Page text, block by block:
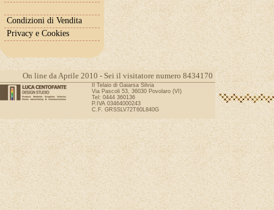
Condizioni di Vendita
Privacy e Cookies
On line da Aprile 2010 - Sei il visitatore numero 8434170
Il Telaio di Gaiarsa Silvia
Via Pascoli 53, 36030 Povolaro (VI)
Tel: 0444 360136
P.IVA 03464000243
C.F. GRSSLV72T60L840G